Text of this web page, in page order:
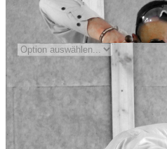
Termin
Ort
Zum Warenkorb hinzufügen
Zur Wunschliste hinzufügen